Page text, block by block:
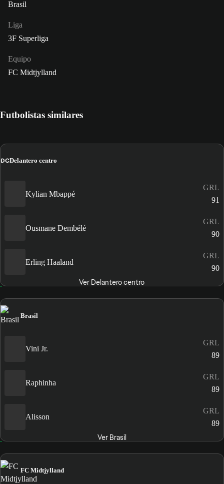
Brasil
Liga
3F Superliga
Equipo
FC Midtjylland
Futbolistas similares
DCDelantero centro
Kylian Mbappé
GRL
91
Ousmane Dembélé
GRL
90
Erling Haaland
GRL
90
Ver Delantero centro
Brasil
Vini Jr.
GRL
89
Raphinha
GRL
89
Alisson
GRL
89
Ver Brasil
FC Midtjylland